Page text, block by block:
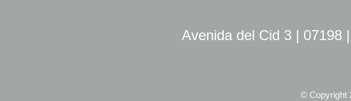
Avenida del Cid 3 | 07198
© Copyright